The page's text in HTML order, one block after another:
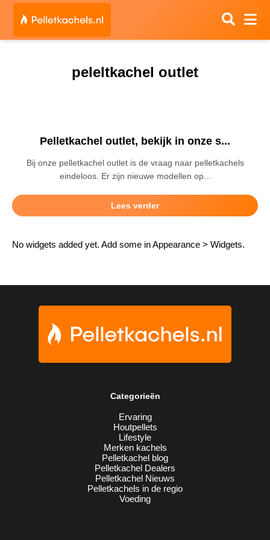
peleltkachel outlet
Pelletkachel outlet, bekijk in onze s...
Bij onze pelletkachel outlet is de vraag naar pelletkachels
eindeloos. Er zijn nieuwe modellen op...
Lees verder
No widgets added yet. Add some in Appearance > Widgets.
Categorieën
Ervaring
Houtpellets
Lifestyle
Merken kachels
Pelletkachel blog
Pelletkachel Dealers
Pelletkachel Nieuws
Pelletkachels in de regio
Voeding